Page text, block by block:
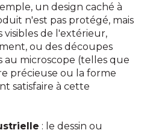
un design caché à
n'est pas protégé, mais
visibles de l'extérieur,
ou des découpes
au microscope (telles que
précieuse ou la forme
satisfaire à cette
: le dessin ou